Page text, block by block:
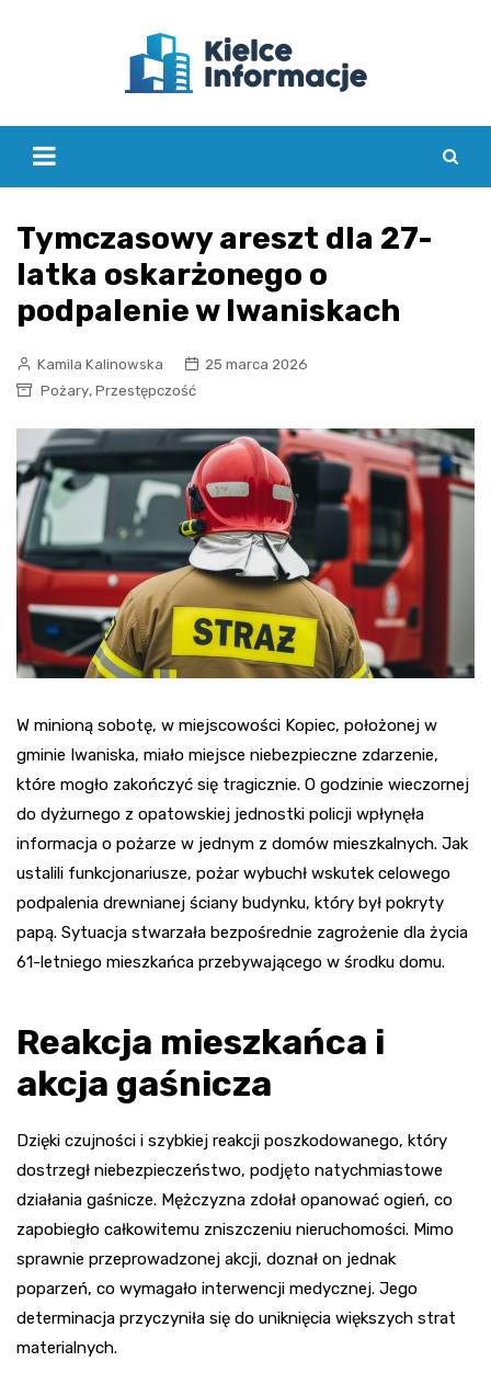
Tymczasowy areszt dla 27-
latka oskarżonego o
podpalenie w Iwaniskach
Kamila Kalinowska
25 marca 2026
Pożary, Przestępczość
W minioną sobotę, w miejscowości Kopiec, położonej w
gminie Iwaniska, miało miejsce niebezpieczne zdarzenie,
które mogło zakończyć się tragicznie. O godzinie wieczornej
do dyżurnego z opatowskiej jednostki policji wpłynęła
informacja o pożarze w jednym z domów mieszkalnych. Jak
ustalili funkcjonariusze, pożar wybuchł wskutek celowego
podpalenia drewnianej ściany budynku, który był pokryty
papą. Sytuacja stwarzała bezpośrednie zagrożenie dla życia
61-letniego mieszkańca przebywającego w środku domu.
Reakcja mieszkańca i
akcja gaśnicza
Dzięki czujności i szybkiej reakcji poszkodowanego, który
dostrzegł niebezpieczeństwo, podjęto natychmiastowe
działania gaśnicze. Mężczyzna zdołał opanować ogień, co
zapobiegło całkowitemu zniszczeniu nieruchomości. Mimo
sprawnie przeprowadzonej akcji, doznał on jednak
poparzeń, co wymagało interwencji medycznej. Jego
determinacja przyczyniła się do uniknięcia większych strat
materialnych.